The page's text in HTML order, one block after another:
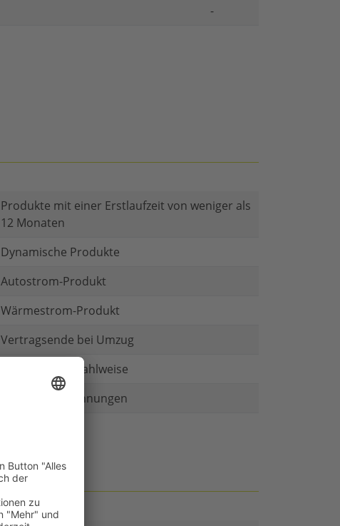
-
Produkte mit einer Erstlaufzeit von weniger als
12 Monaten
Dynamische Produkte
Autostrom-Produkt
Wärmestrom-Produkt
Vertragsende bei Umzug
Mehr als eine Zahlweise
Gedruckte Rechnungen